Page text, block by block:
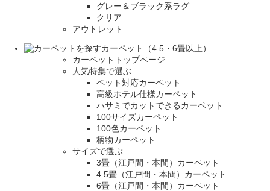
グレー＆ブラック系ラグ
クリア
アウトレット
カーペット（4.5・6畳以上）
カーペットトップページ
人気特集で選ぶ
ペット対応カーペット
高級ホテル仕様カーペット
ハサミでカットできるカーペット
100サイズカーペット
100色カーペット
柄物カーペット
サイズで選ぶ
3畳（江戸間・本間）カーペット
4.5畳（江戸間・本間）カーペット
6畳（江戸間・本間）カーペット